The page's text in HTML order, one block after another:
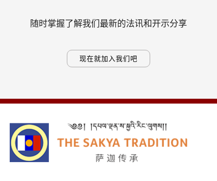
随时掌握了解我们最新的法讯和开示分享
现在就加入我们吧